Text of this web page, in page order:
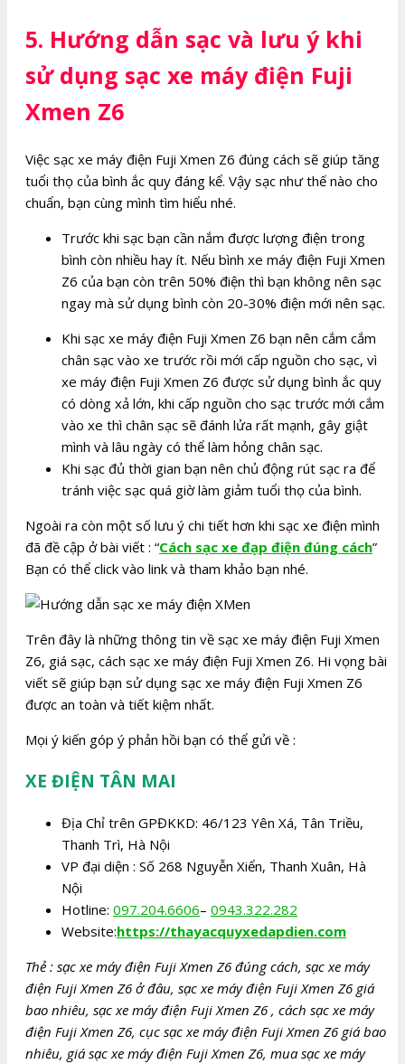
5. Hướng dẫn sạc và lưu ý khi
sử dụng sạc xe máy điện Fuji
Xmen Z6
Việc sạc xe máy điện Fuji Xmen Z6 đúng cách sẽ giúp tăng
tuổi thọ của bình ắc quy đáng kể. Vậy sạc như thế nào cho
chuẩn, bạn cùng mình tìm hiểu nhé.
Trước khi sạc bạn cần nắm được lượng điện trong
bình còn nhiều hay ít. Nếu bình xe máy điện Fuji Xmen
Z6 của bạn còn trên 50% điện thì bạn không nên sạc
ngay mà sử dụng bình còn 20-30% điện mới nên sạc.
Khi sạc xe máy điện Fuji Xmen Z6 bạn nên cắm cắm
chân sạc vào xe trước rồi mới cấp nguồn cho sạc, vì
xe máy điện Fuji Xmen Z6 được sử dụng bình ắc quy
có dòng xả lớn, khi cấp nguồn cho sạc trước mới cắm
vào xe thì chân sạc sẽ đánh lửa rất mạnh, gây giật
mình và lâu ngày có thể làm hỏng chân sạc.
Khi sạc đủ thời gian bạn nên chủ động rút sạc ra để
tránh việc sạc quá giờ làm giảm tuổi thọ của bình.
Ngoài ra còn một số lưu ý chi tiết hơn khi sạc xe điện mình
đã đề cập ở bài viết : “Cách sạc xe đạp điện đúng cách”
Bạn có thể click vào link và tham khảo bạn nhé.
Trên đây là những thông tin về sạc xe máy điện Fuji Xmen
Z6, giá sạc, cách sạc xe máy điện Fuji Xmen Z6. Hi vọng bài
viết sẽ giúp bạn sử dụng sạc xe máy điện Fuji Xmen Z6
được an toàn và tiết kiệm nhất.
Mọi ý kiến góp ý phản hồi bạn có thể gửi về :
XE ĐIỆN TÂN MAI
Địa Chỉ trên GPĐKKD: 46/123 Yên Xá, Tân Triều,
Thanh Trì, Hà Nội
VP đại diện : Số 268 Nguyễn Xiển, Thanh Xuân, Hà
Nội
Hotline: 097.204.6606– 0943.322.282
Website:https://thayacquyxedapdien.com
Thẻ : sạc xe máy điện Fuji Xmen Z6 đúng cách, sạc xe máy
điện Fuji Xmen Z6 ở đâu, sạc xe máy điện Fuji Xmen Z6 giá
bao nhiêu, sạc xe máy điện Fuji Xmen Z6 , cách sạc xe máy
điện Fuji Xmen Z6, cục sạc xe máy điện Fuji Xmen Z6 giá bao
nhiêu, giá sạc xe máy điện Fuji Xmen Z6, mua sạc xe máy